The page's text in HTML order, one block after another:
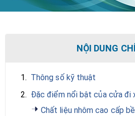
NỘI DUNG
1. Thông số kỹ thuật
2. Đặc điểm nổi bật của cửa đi
Chất liệu nhôm cao cấp